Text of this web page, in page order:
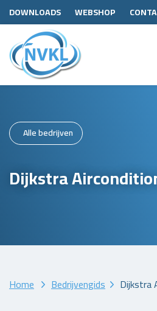
DOWNLOADS WEBSHOP
Alle bedrijven
Dijkstra
Home Bedrijvengids Dijkstra